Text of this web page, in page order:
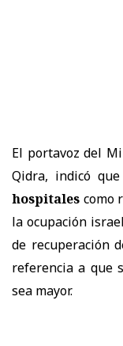
El portavoz del
Qidra, indicó
hospitales como
la ocupación
de recuperación
referencia a que
sea mayor.